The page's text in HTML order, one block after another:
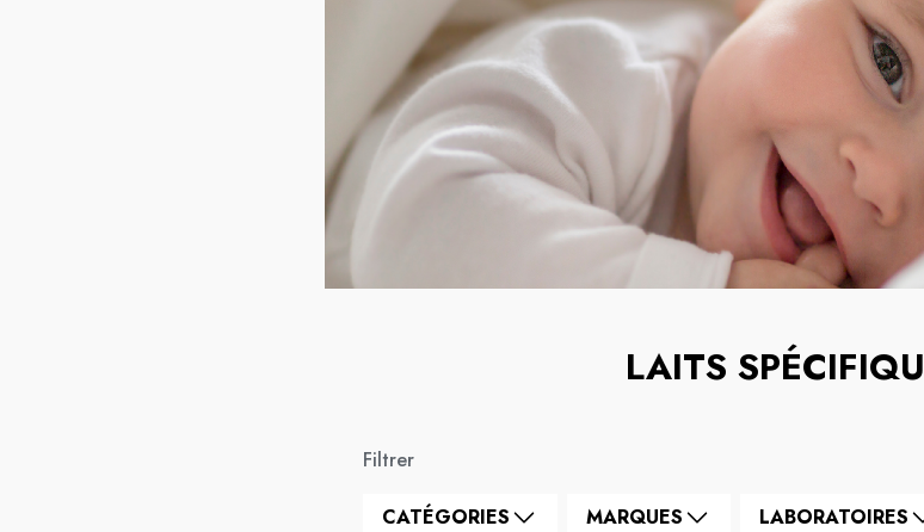
LAITS
Filtrer
CATÉGORIES MARQUES LABORATOIRES